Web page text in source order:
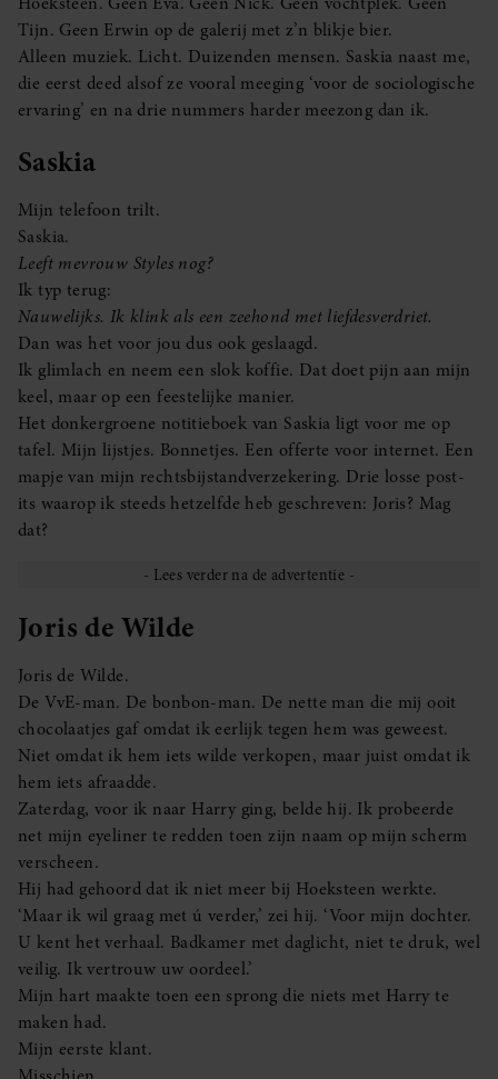
Tijn. Geen Erwin op de galerij met z’n blikje bier.
Alleen muziek. Licht. Duizenden mensen. Saskia naast me,
die eerst deed alsof ze vooral meeging ‘voor de sociologische
ervaring’ en na drie nummers harder meezong dan ik.
Saskia
Mijn telefoon trilt.
Saskia.
Leeft mevrouw Styles nog?
Ik typ terug:
Nauwelijks. Ik klink als een zeehond met liefdesverdriet.
Dan was het voor jou dus ook geslaagd.
Ik glimlach en neem een slok koffie. Dat doet pijn aan mijn
keel, maar op een feestelijke manier.
Het donkergroene notitieboek van Saskia ligt voor me op
tafel. Mijn lijstjes. Bonnetjes. Een offerte voor internet. Een
mapje van mijn rechtsbijstandverzekering. Drie losse post-
its waarop ik steeds hetzelfde heb geschreven: Joris? Mag
dat?
Joris de Wilde
Joris de Wilde.
De VvE-man. De bonbon-man. De nette man die mij ooit
chocolaatjes gaf omdat ik eerlijk tegen hem was geweest.
Niet omdat ik hem iets wilde verkopen, maar juist omdat ik
hem iets afraadde.
Zaterdag, voor ik naar Harry ging, belde hij. Ik probeerde
net mijn eyeliner te redden toen zijn naam op mijn scherm
verscheen.
Hij had gehoord dat ik niet meer bij Hoeksteen werkte.
‘Maar ik wil graag met ú verder,’ zei hij. ‘Voor mijn dochter.
U kent het verhaal. Badkamer met daglicht, niet te druk, wel
veilig. Ik vertrouw uw oordeel.’
Mijn hart maakte toen een sprong die niets met Harry te
maken had.
Mijn eerste klant.